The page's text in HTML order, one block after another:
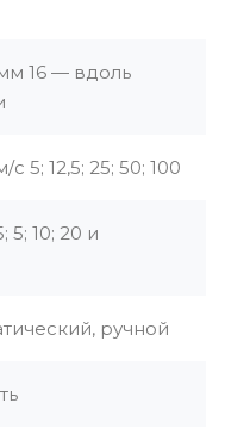
16 — вдоль
5; 12,5; 25; 50; 100
5; 10; 20 и
ручной